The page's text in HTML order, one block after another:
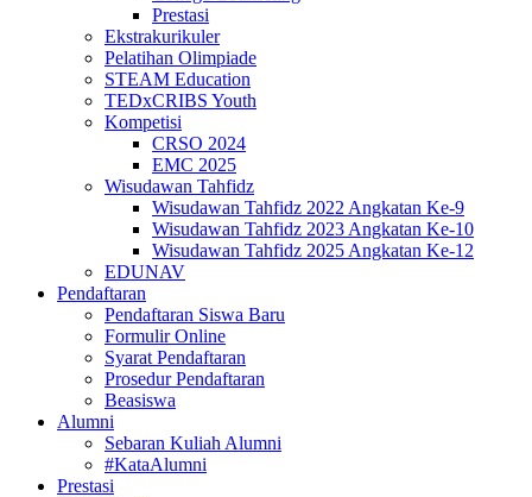
Prestasi
Ekstrakurikuler
Pelatihan Olimpiade
STEAM Education
TEDxCRIBS Youth
Kompetisi
CRSO 2024
EMC 2025
Wisudawan Tahfidz
Wisudawan Tahfidz 2022 Angkatan Ke-9
Wisudawan Tahfidz 2023 Angkatan Ke-10
Wisudawan Tahfidz 2025 Angkatan Ke-12
EDUNAV
Pendaftaran
Pendaftaran Siswa Baru
Formulir Online
Syarat Pendaftaran
Prosedur Pendaftaran
Beasiswa
Alumni
Sebaran Kuliah Alumni
#KataAlumni
Prestasi